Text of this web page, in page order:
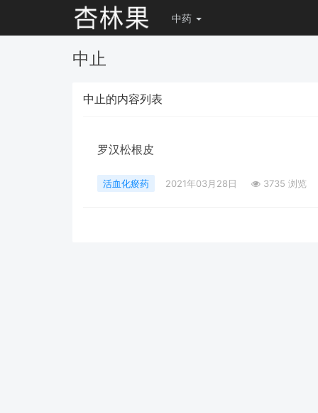
中药
中止
中止的内容列表
罗汉松根皮
活血化瘀药 2021年03月28日 3735 浏览